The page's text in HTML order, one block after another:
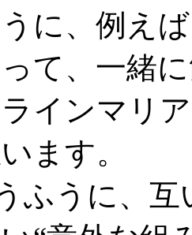
に、例え
て、一緒
インマリ
ます。
うに、互